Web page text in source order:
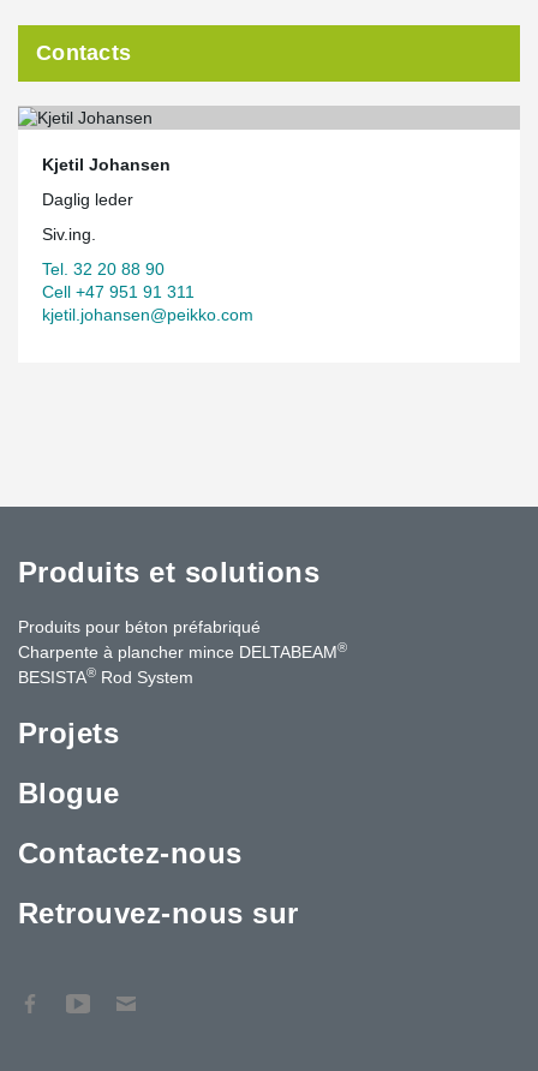
Contacts
Kjetil Johansen
Daglig leder
Siv.ing.
Tel. 32 20 88 90
Cell +47 951 91 311
kjetil.johansen@peikko.com
Produits et solutions
Produits pour béton préfabriqué
Charpente à plancher mince DELTABEAM®
BESISTA® Rod System
Projets
Blogue
Contactez-nous
Retrouvez-nous sur